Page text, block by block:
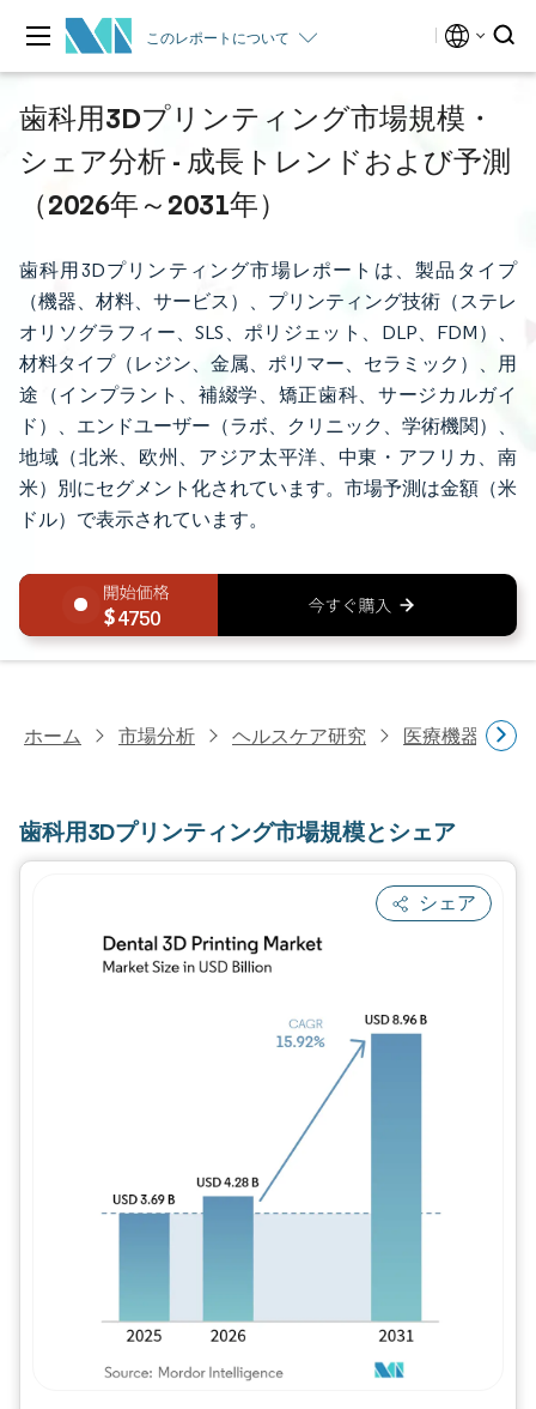
このレポートについて
歯科用3Dプリンティング市場規模・
シェア分析 - 成長トレンドおよび予測
（2026年～2031年）
歯科用3Dプリンティング市場レポートは、製品タイプ
（機器、材料、サービス）、プリンティング技術（ステレ
オリソグラフィー、SLS、ポリジェット、DLP、FDM）、
材料タイプ（レジン、金属、ポリマー、セラミック）、用
途（インプラント、補綴学、矯正歯科、サージカルガイ
ド）、エンドユーザー（ラボ、クリニック、学術機関）、
地域（北米、欧州、アジア太平洋、中東・アフリカ、南
米）別にセグメント化されています。市場予測は金額（米
ドル）で表示されています。
4750
ホーム 市場分析 ヘルスケア研究 医療機器研究
歯科用3Dプリンティング市場規模とシェア
シェア
画像 © Mordor Intelligence。再利用には